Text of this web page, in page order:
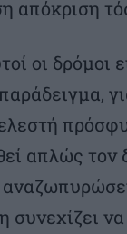
απόκριση
οι
απλώς τον